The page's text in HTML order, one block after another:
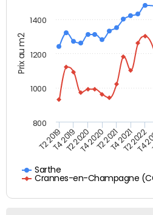
Prix au m2
Sarthe
Crannes-en-Champagne
T2 2019T4 2019T2 2020T4 2020T2 2021T4 2021T2 2022
T4
800
1000
1200
1400